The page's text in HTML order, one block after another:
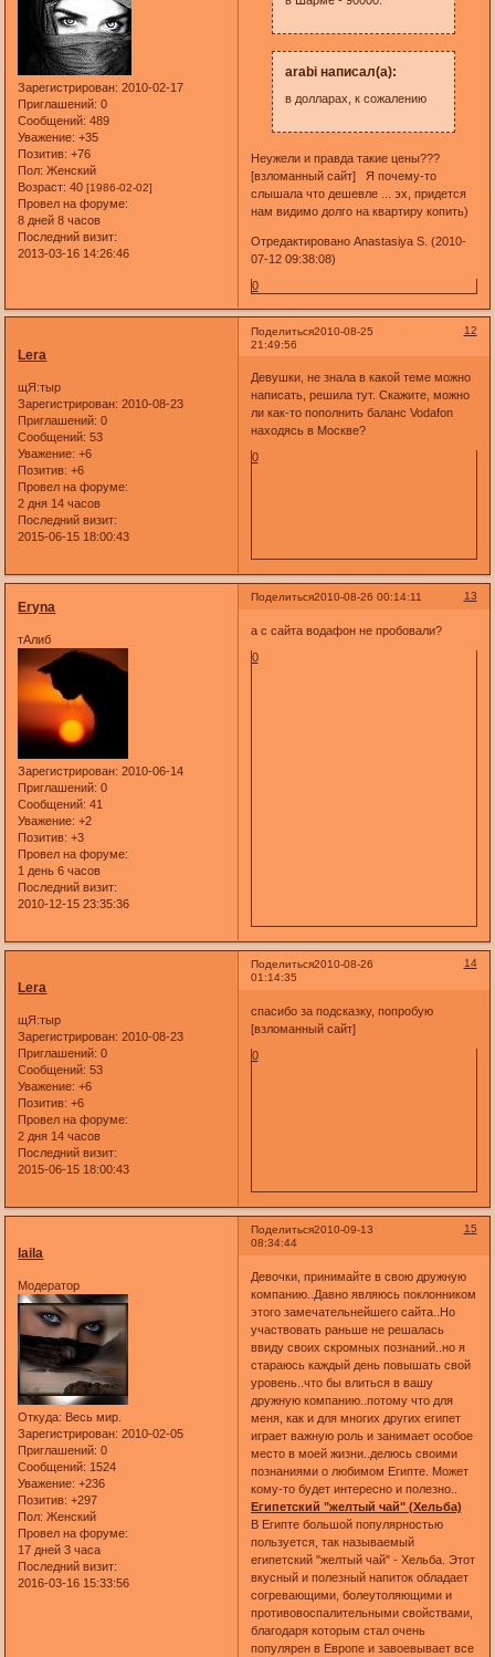
Зарегистрирован: 2010-02-17
Приглашений: 0
Сообщений: 489
Уважение: +35
Позитив: +76
Пол: Женский
Возраст: 40[1986-02-02]
Провел на форуме:
8 дней 8 часов
Последний визит:
2013-03-16 14:26:46
arabi написал(а):
в долларах, к сожалению
Неужели и правда такие цены???
[взломанный сайт] Я почему-то
слышала что дешевле ... эх, придется
нам видимо долго на квартиру копить)
Отредактировано Anastasiya S. (2010-
07-12 09:38:08)
0
Поделиться 12
2010-08-25
21:49:56
Lera
щЯ:тыр
Зарегистрирован: 2010-08-23
Приглашений: 0
Сообщений: 53
Уважение: +6
Позитив: +6
Провел на форуме:
2 дня 14 часов
Последний визит:
2015-06-15 18:00:43
Девушки, не знала в какой теме можно
написать, решила тут. Скажите, можно
ли как-то пополнить баланс Vodafon
находясь в Москве?
0
Поделиться 13
2010-08-26 00:14:11
Eryna
тАлиб
Зарегистрирован: 2010-06-14
Приглашений: 0
Сообщений: 41
Уважение: +2
Позитив: +3
Провел на форуме:
1 день 6 часов
Последний визит:
2010-12-15 23:35:36
а с сайта водафон не пробовали?
0
Поделиться 14
2010-08-26
01:14:35
Lera
щЯ:тыр
Зарегистрирован: 2010-08-23
Приглашений: 0
Сообщений: 53
Уважение: +6
Позитив: +6
Провел на форуме:
2 дня 14 часов
Последний визит:
2015-06-15 18:00:43
спасибо за подсказку, попробую
[взломанный сайт]
0
Поделиться 15
2010-09-13
08:34:44
laila
Модератор
Откуда: Весь мир.
Зарегистрирован: 2010-02-05
Приглашений: 0
Сообщений: 1524
Уважение: +236
Позитив: +297
Пол: Женский
Провел на форуме:
17 дней 3 часа
Последний визит:
2016-03-16 15:33:56
Девочки, принимайте в свою дружную
компанию..Давно являюсь поклонником
этого замечательнейшего сайта..Но
участвовать раньше не решалась
ввиду своих скромных познаний..но я
стараюсь каждый день повышать свой
уровень..что бы влиться в вашу
дружную компанию..потому что для
меня, как и для многих других египет
играет важную роль и занимает особое
место в моей жизни..делюсь своими
познаниями о любимом Египте. Может
кому-то будет интересно и полезно..
Египетский "желтый чай" (Хельба)
В Египте большой популярностью
пользуется, так называемый
египетский "желтый чай" - Хельба. Этот
вкусный и полезный напиток обладает
согревающими, болеутоляющими и
противовоспалительными свойствами,
благодаря которым стал очень
популярен в Европе и завоевывает все